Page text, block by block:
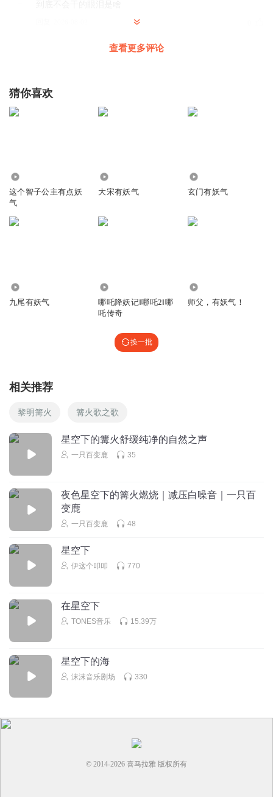
1343573
回复 2026-05-04
查看更多评论
猜你喜欢
这个智子公主有点妖
气
大宋有妖气 玄门有妖气
九尾有妖气
哪吒降妖记‖哪吒2‖哪
吒传奇
师父，有妖气！
换一批
相关推荐
黎明篝火 篝火歌之歌
星空下的篝火舒缓纯净的自然之声
一只百变鹿 35
夜色星空下的篝火燃烧｜减压白噪音｜一只百
变鹿
一只百变鹿 48
星空下
伊这个叩叩 770
在星空下
TONES音乐 15.39万
星空下的海
沫沫音乐剧场 330
© 2014-2026 喜马拉雅 版权所有